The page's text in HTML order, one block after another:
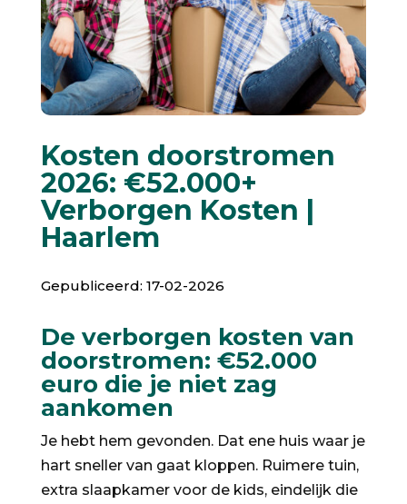
Kosten doorstromen
2026: €52.000+
Verborgen Kosten |
Haarlem
Gepubliceerd: 17-02-2026
De verborgen kosten van
doorstromen: €52.000
euro die je niet zag
aankomen
Je hebt hem gevonden. Dat ene huis waar je
hart sneller van gaat kloppen. Ruimere tuin,
extra slaapkamer voor de kids, eindelijk die